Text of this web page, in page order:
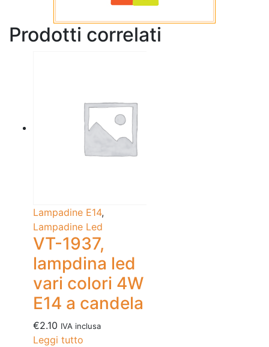
Prodotti correlati
Lampadine E14,
Lampadine Led
VT-1937,
lampdina led
vari colori 4W
E14 a candela
€2.10 IVA inclusa
Leggi tutto